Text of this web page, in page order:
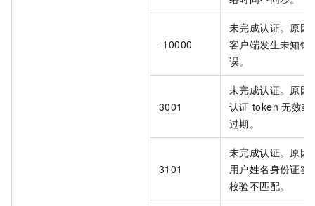
-10000
未完成认证。原因
客户端发生未知错
误。
3001
未完成认证。原因
认证 token 无效或
过期。
3101
未完成认证。原因
用户姓名身份证实
校验不匹配。